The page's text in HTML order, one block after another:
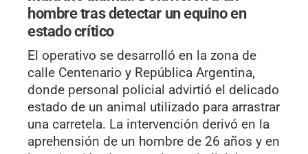
hombre tras detectar un equino en
estado crítico
El operativo se desarrolló en la zona de
calle Centenario y República Argentina,
donde personal policial advirtió el delicado
estado de un animal utilizado para arrastrar
una carretela. La intervención derivó en la
aprehensión de un hombre de 26 años y en